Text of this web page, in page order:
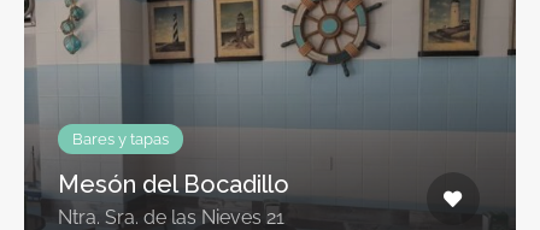
Bares y tapas
Mesón del Bocadillo
Ntra. Sra. de las Nieves 21